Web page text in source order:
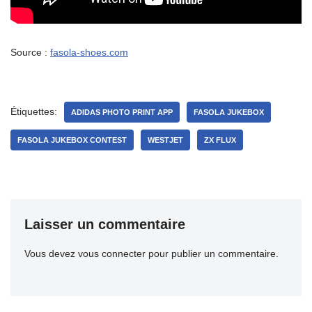
Source : fasola-shoes.com
Étiquettes: ADIDAS PHOTO PRINT APP FASOLA JUKEBOX
FASOLA JUKEBOX CONTEST WESTJET ZX FLUX
Laisser un commentaire
Vous devez vous connecter pour publier un commentaire.